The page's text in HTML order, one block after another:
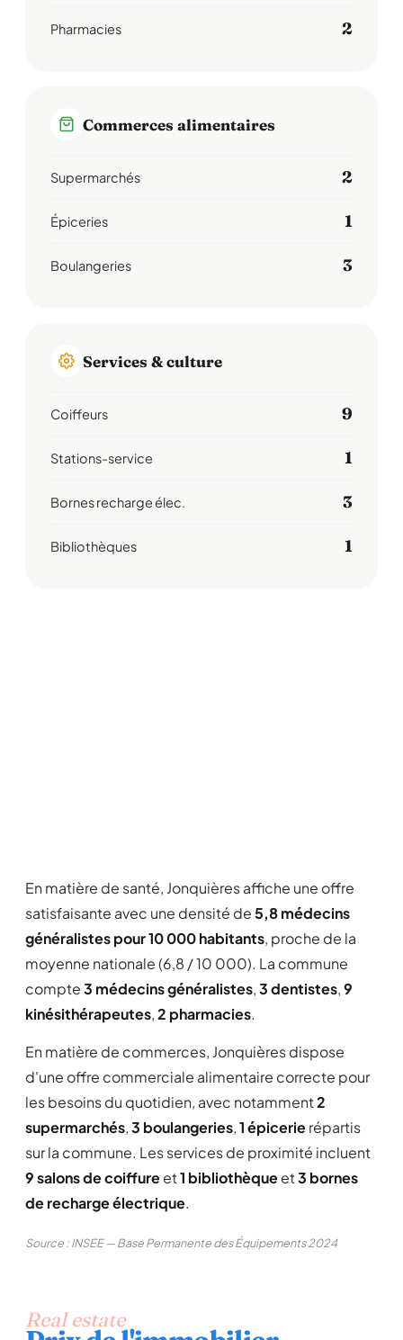
Pharmacies 2
Commerces alimentaires
Supermarchés 2
Épiceries 1
Boulangeries 3
Services & culture
Coiffeurs 9
Stations-service 1
Bornes recharge élec. 3
Bibliothèques 1
En matière de santé, Jonquières affiche une offre
satisfaisante avec une densité de5,8 médecins
généralistes pour 10 000 habitants, proche de la
moyenne nationale (6,8 / 10 000). La commune
compte3 médecins généralistes,3 dentistes,9
kinésithérapeutes,2 pharmacies.
En matière de commerces, Jonquières dispose
d'une offre commerciale alimentaire correcte pour
les besoins du quotidien, avec notamment2
supermarchés,3 boulangeries,1 épicerierépartis
sur la commune. Les services de proximité incluent
9 salons de coiffureet1 bibliothèqueet3 bornes
de recharge électrique.
Source : INSEE — Base Permanente des Équipements 2024
Real estate